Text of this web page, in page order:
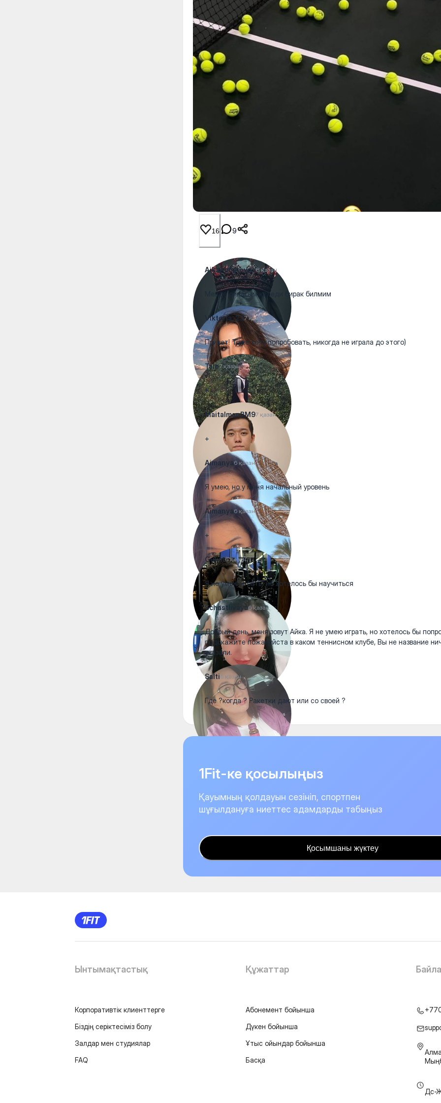
16 9
AikaAlmatovna8 қазан
Менде ойнагым келеди бирак билмим
Viktoria_257 қазан
Привет! Тоже хочу попробовать, никогда не играла до этого)
Talo7 қазан
+
MaitalmanBM97 қазан
+
Aimanya6 қазан
Я умею, но у меня начальный уровень
Aimanya6 қазан
+
Gukin6 қазан
Я не умею играть) но хотелось бы научиться
Schastlivaya6 қазан
Добрый день, меня зовут Айка. Я не умею играть, но хотелось бы
подскажите пожалуйста в каком теннисном клубе, Вы не название
указали.
Salti6 қазан
Где ?когда ? Ракетки дают или со своей ?
1Fit-ке қосылыңыз
Қауымның қолдауын сезініп, спортпен
шұғылдануға ниеттес адамдарды табыңыз
Қосымшаны жүктеу
Ынтымақтастық
Корпоративтік клиенттерге
Біздің серіктесіміз болу
Залдар мен студиялар
FAQ
Құжаттар
Абонемент бойынша
Дүкен бойынша
Ұтыс ойындар бойынша
Басқа
Дс-